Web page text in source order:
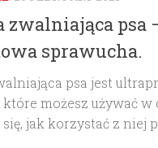
zwalniająca psa
sprawucha.
psa jest
możesz używać w
się, jak korzystać z niej